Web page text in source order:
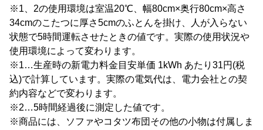
※1、2の使用環境は室温20℃、幅80cm×奥行80cm×高さ
34cmのこたつに厚さ5cmのふとんを掛け、人が入らない
状態で5時間運転させたときの値です。実際の使用状況や
使用環境によって変わります。
※1…生産時の新電力料金目安単価 1kWh あたり31円(税
込)で計算しています。実際の電気代は、電力会社との契
約内容などで変わります。
※2…5時間経過後に測定した値です。
※商品には、ソファやコタツ布団その他の小物は付属しま